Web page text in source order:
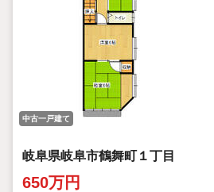
中古一戸建て
岐阜県岐阜市鶴舞町１丁目
650万円